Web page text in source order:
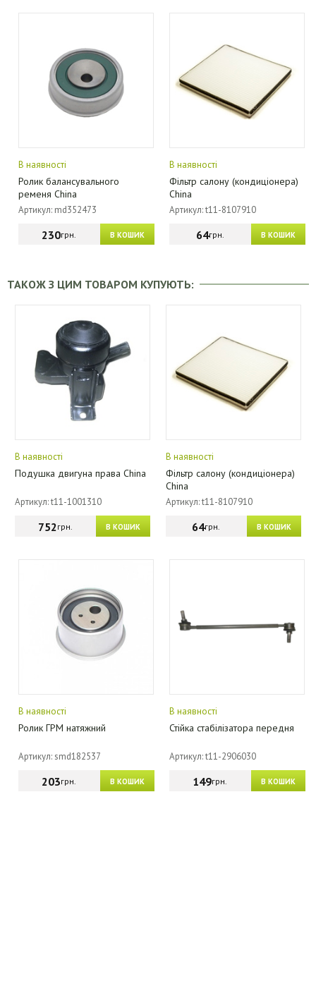
В наявності
Ролик балансувального
ременя China
Артикул: md352473
В КОШИК
230грн.
В наявності
Фільтр салону (кондиціонера)
China
Артикул: t11-8107910
В КОШИК
64грн.
ТАКОЖ З ЦИМ ТОВАРОМ КУПУЮТЬ:
В наявності
Подушка двигуна права China
Артикул: t11-1001310
В КОШИК
752грн.
В наявності
Фільтр салону (кондиціонера)
China
Артикул: t11-8107910
В КОШИК
64грн.
В наявності
Ролик ГРМ натяжний
Артикул: smd182537
В КОШИК
203грн.
В наявності
Стійка стабілізатора передня
Артикул: t11-2906030
В КОШИК
149грн.